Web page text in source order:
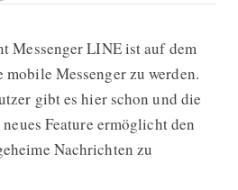
mit verschlüsseltem
Messenger LINE ist auf dem
mobile Messenger zu werden.
gibt es hier schon und die
Feature ermöglicht den
Nachrichten zu